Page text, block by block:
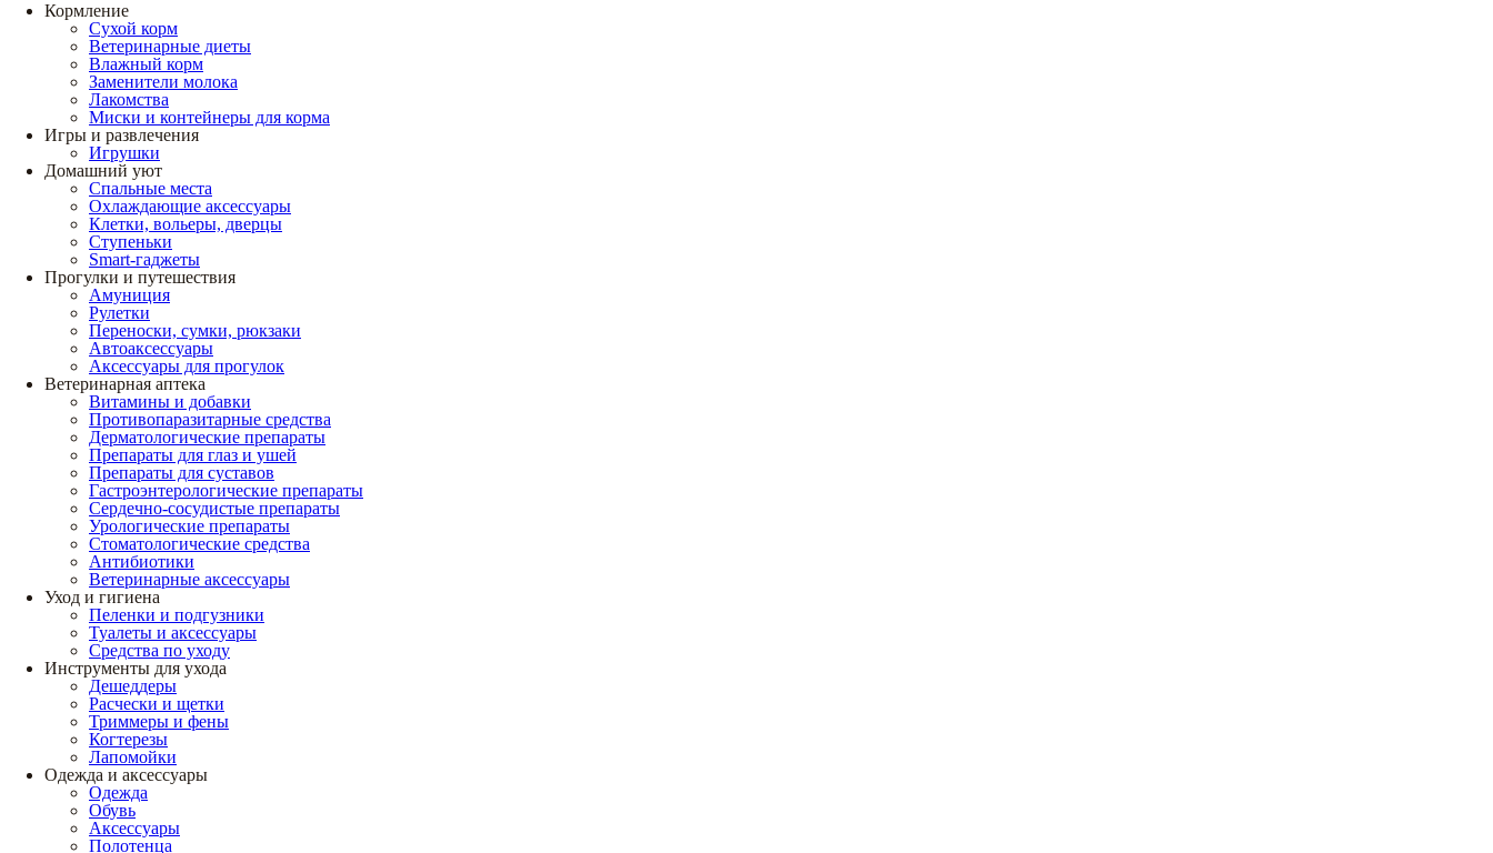
Кормление
Сухой корм
Ветеринарные диеты
Влажный корм
Заменители молока
Лакомства
Миски и контейнеры для корма
Игры и развлечения
Игрушки
Домашний уют
Спальные места
Охлаждающие аксессуары
Клетки, вольеры, дверцы
Ступеньки
Smart-гаджеты
Прогулки и путешествия
Амуниция
Рулетки
Переноски, сумки, рюкзаки
Автоаксессуары
Аксессуары для прогулок
Ветеринарная аптека
Витамины и добавки
Противопаразитарные средства
Дерматологические препараты
Препараты для глаз и ушей
Препараты для суставов
Гастроэнтерологические препараты
Сердечно-сосудистые препараты
Урологические препараты
Стоматологические средства
Антибиотики
Ветеринарные аксессуары
Уход и гигиена
Пеленки и подгузники
Туалеты и аксессуары
Средства по уходу
Инструменты для ухода
Дешеддеры
Расчески и щетки
Триммеры и фены
Когтерезы
Лапомойки
Одежда и аксессуары
Одежда
Обувь
Аксессуары
Полотенца